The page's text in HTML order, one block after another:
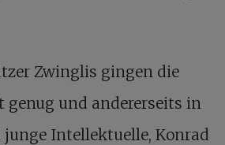
Zwinglis gingen die
und andererseits in
Intellektuelle, Konrad